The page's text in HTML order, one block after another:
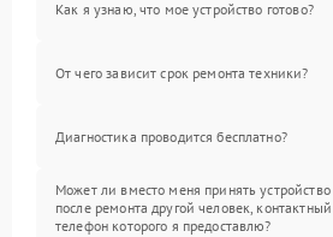
Как я узнаю, что мое устройство готово?
От чего зависит срок ремонта техники?
Диагностика проводится бесплатно?
Может ли вместо меня принять устройство
после ремонта другой человек, контактный
телефон которого я предоставлю?